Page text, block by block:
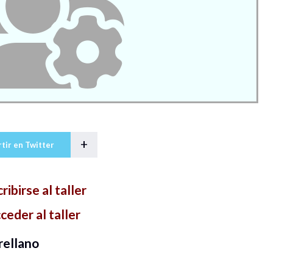
en Twitter +
al taller
al taller